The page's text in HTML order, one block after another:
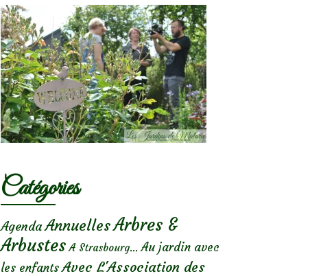
Catégories
Agenda AnnuellesArbres &
Arbustes A Strasbourg... Au jardin avec
les enfants Avec L'Association des